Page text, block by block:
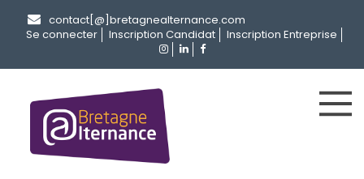
contact[@]bretagnealternance.com
Se connecter
Inscription Candidat Inscription Entreprise